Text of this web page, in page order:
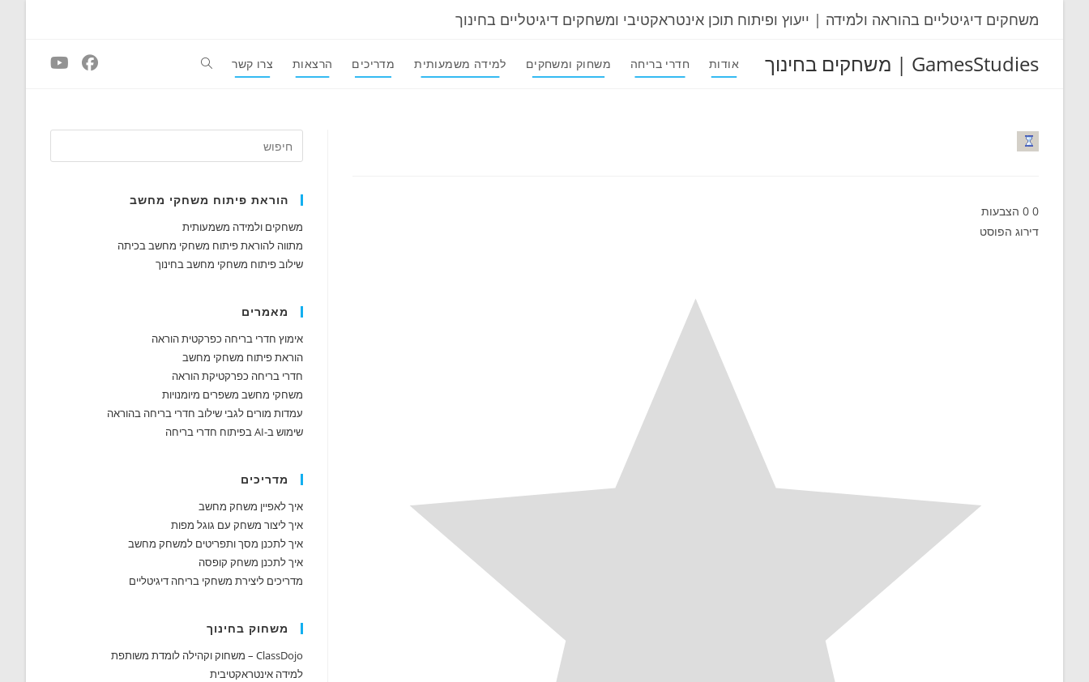
משחקים דיגיטליים בהוראה ולמידה | ייעוץ ופיתוח תוכן אינטראקטיבי ומשחקים דיגיטליים בחינוך
GamesStudies | משחקים בחינוך אודות חדרי בריחה משחוק ומשחקים למידה משמעותית מדריכים הרצאות צרו קשר Toggle
search
0
0 הצבעות
דירוג הפוסט
הוראת פיתוח משחקי מחשב
משחקים ולמידה משמעותית
מתווה להוראת פיתוח משחקי מחשב בכיתה
שילוב פיתוח משחקי מחשב בחינוך
מאמרים
אימוץ חדרי בריחה כפרקטית הוראה
הוראת פיתוח משחקי מחשב
חדרי בריחה כפרקטיקת הוראה
משחקי מחשב משפרים מיומנויות
עמדות מורים לגבי שילוב חדרי בריחה בהוראה
שימוש ב-AI בפיתוח חדרי בריחה
מדריכים
איך לאפיין משחק מחשב
איך ליצור משחק עם גוגל מפות
איך לתכנן מסך ותפריטים למשחק מחשב
איך לתכנן משחק קופסה
מדריכים ליצירת משחקי בריחה דיגיטליים
משחוק בחינוך
ClassDojo – משחוק וקהילה לומדת משותפת
למידה אינטראקטיבית